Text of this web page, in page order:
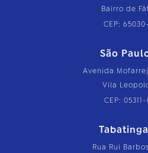
Bairro de
CEP:
São
Avenida
Vila
CEP:
Rua Rui